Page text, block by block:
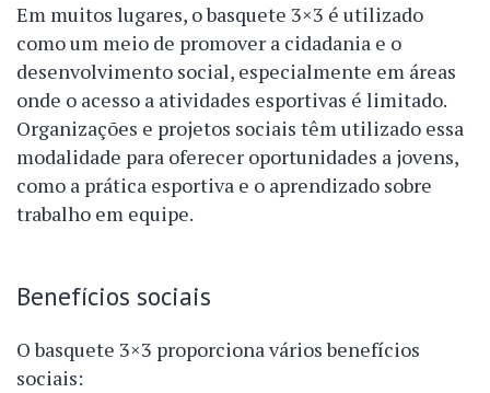
Em muitos lugares, o basquete 3×3 é utilizado
como um meio de promover a cidadania e o
desenvolvimento social, especialmente em áreas
onde o acesso a atividades esportivas é limitado.
Organizações e projetos sociais têm utilizado essa
modalidade para oferecer oportunidades a jovens,
como a prática esportiva e o aprendizado sobre
trabalho em equipe.
Benefícios sociais
O basquete 3×3 proporciona vários benefícios
sociais: